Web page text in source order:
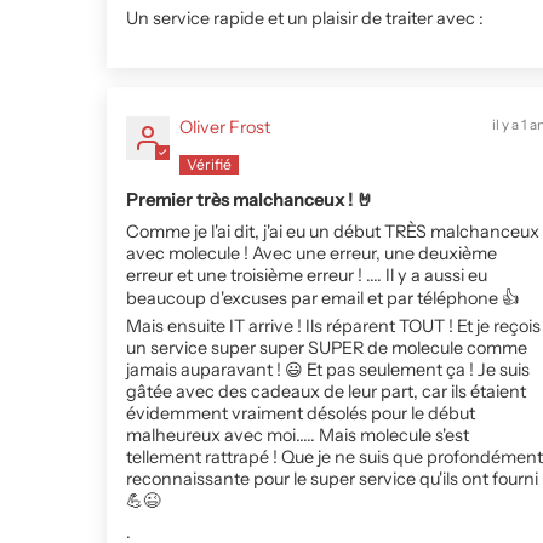
Un service rapide et un plaisir de traiter avec :
il y a 1 an
Oliver Frost
Premier très malchanceux ! 🤘
Comme je l'ai dit, j'ai eu un début TRÈS malchanceux
avec molecule ! Avec une erreur, une deuxième
erreur et une troisième erreur ! .... Il y a aussi eu
beaucoup d'excuses par email et par téléphone 👍
Mais ensuite IT arrive ! Ils réparent TOUT ! Et je reçois
un service super super SUPER de molecule comme
jamais auparavant ! 😃 Et pas seulement ça ! Je suis
gâtée avec des cadeaux de leur part, car ils étaient
évidemment vraiment désolés pour le début
malheureux avec moi..... Mais molecule s'est
tellement rattrapé ! Que je ne suis que profondément
reconnaissante pour le super service qu'ils ont fourni
💪😉
.